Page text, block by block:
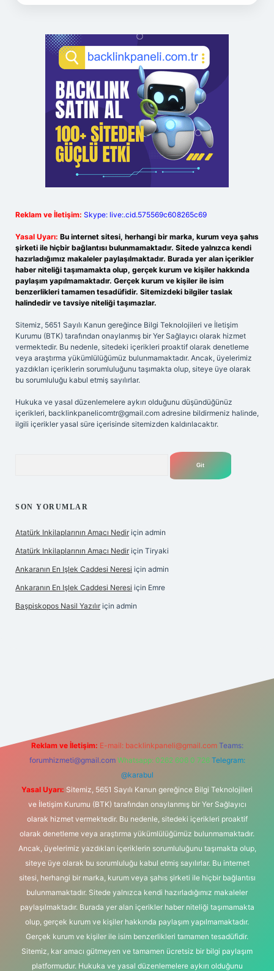
Reklam ve İletişim: Skype: live:.cid.575569c608265c69
Yasal Uyarı: Bu internet sitesi, herhangi bir marka, kurum veya şahıs
şirketi ile hiçbir bağlantısı bulunmamaktadır. Sitede yalnızca kendi
hazırladığımız makaleler paylaşılmaktadır. Burada yer alan içerikler
haber niteliği taşımamakta olup, gerçek kurum ve kişiler hakkında
paylaşım yapılmamaktadır. Gerçek kurum ve kişiler ile isim
benzerlikleri tamamen tesadüfidir. Sitemizdeki bilgiler taslak
halindedir ve tavsiye niteliği taşımazlar.
Sitemiz, 5651 Sayılı Kanun gereğince Bilgi Teknolojileri ve İletişim
Kurumu (BTK) tarafından onaylanmış bir Yer Sağlayıcı olarak hizmet
vermektedir. Bu nedenle, sitedeki içerikleri proaktif olarak denetleme
veya araştırma yükümlülüğümüz bulunmamaktadır. Ancak, üyelerimiz
yazdıkları içeriklerin sorumluluğunu taşımakta olup, siteye üye olarak
bu sorumluluğu kabul etmiş sayılırlar.
Hukuka ve yasal düzenlemelere aykırı olduğunu düşündüğünüz
içerikleri, backlinkpanelicomtr@gmail.com adresine bildirmeniz halinde,
ilgili içerikler yasal süre içerisinde sitemizden kaldırılacaktır.
SON YORUMLAR
Atatürk Inkilaplarının Amacı Nedir için admin
Atatürk Inkilaplarının Amacı Nedir için Tiryaki
Ankaranın En Işlek Caddesi Neresi için admin
Ankaranın En Işlek Caddesi Neresi için Emre
Başpiskopos Nasil Yazılır için admin
Reklam ve İletişim: E-mail: backlinkpaneli@gmail.com Teams:
forumhizmeti@gmail.com Whatsapp: 0262 606 0 726 Telegram:
@karabul
Yasal Uyarı: Sitemiz, 5651 Sayılı Kanun gereğince Bilgi Teknolojileri
ve İletişim Kurumu (BTK) tarafından onaylanmış bir Yer Sağlayıcı
olarak hizmet vermektedir. Bu nedenle, sitedeki içerikleri proaktif
olarak denetleme veya araştırma yükümlülüğümüz bulunmamaktadır.
Ancak, üyelerimiz yazdıkları içeriklerin sorumluluğunu taşımakta olup,
siteye üye olarak bu sorumluluğu kabul etmiş sayılırlar. Bu internet
sitesi, herhangi bir marka, kurum veya şahıs şirketi ile hiçbir bağlantısı
bulunmamaktadır. Sitede yalnızca kendi hazırladığımız makaleler
paylaşılmaktadır. Burada yer alan içerikler haber niteliği taşımamakta
olup, gerçek kurum ve kişiler hakkında paylaşım yapılmamaktadır.
Gerçek kurum ve kişiler ile isim benzerlikleri tamamen tesadüfidir.
Sitemiz, kar amacı gütmeyen ve tamamen ücretsiz bir bilgi paylaşım
platformudur. Hukuka ve yasal düzenlemelere aykırı olduğunu